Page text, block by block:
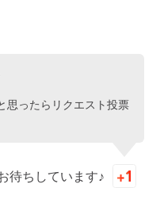
思ったらリクエスト投票
待ちしています♪